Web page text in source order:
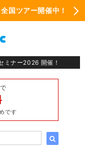
国ツアー開催中！
ミナー2026 開催！
です